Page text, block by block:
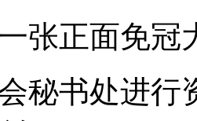
张正面免冠
秘书处进行